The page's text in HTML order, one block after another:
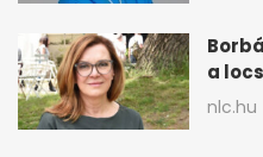
a
nlc.hu